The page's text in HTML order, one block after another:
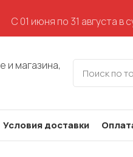
и магазина,
Условия доставки
С 01 июня по 31 августа в